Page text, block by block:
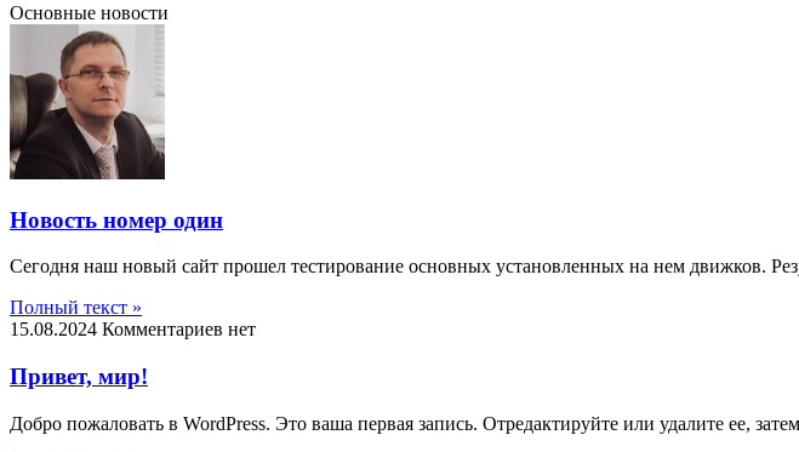
Основные новости
Новость номер один
Сегодня наш новый сайт прошел тестирование основных установленных на нем движков.
Полный текст »
15.08.2024 Комментариев нет
Привет, мир!
Добро пожаловать в WordPress. Это ваша первая запись. Отредактируйте или удалите ее,